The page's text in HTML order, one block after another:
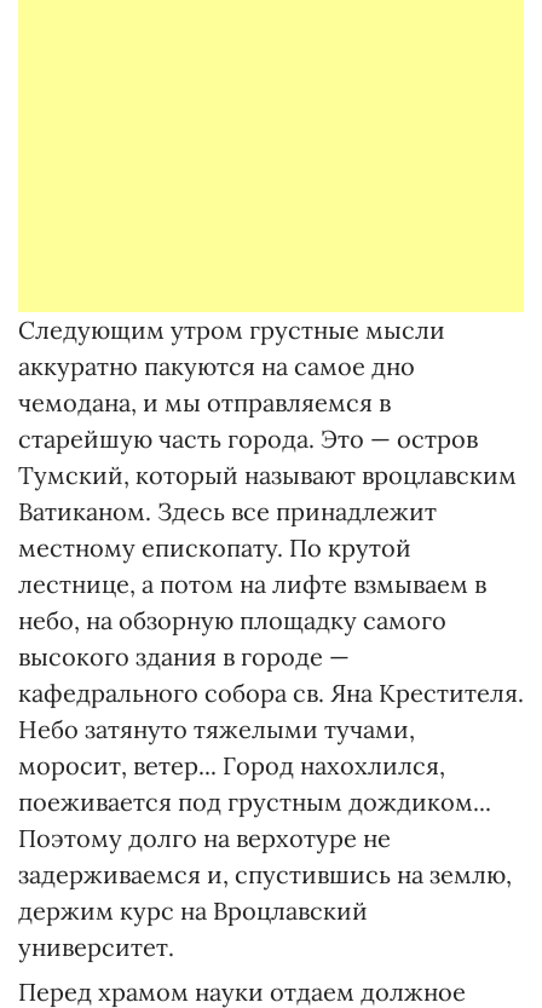
Следующим утром грустные мысли
аккуратно пакуются на самое дно
чемодана, и мы отправляемся в
старейшую часть города. Это — остров
Тумский, который называют вроцлавским
Ватиканом. Здесь все принадлежит
местному епископату. По крутой
лестнице, а потом на лифте взмываем в
небо, на обзорную площадку самого
высокого здания в городе —
кафедрального собора св. Яна Крестителя.
Небо затянуто тяжелыми тучами,
моросит, ветер... Город нахохлился,
поеживается под грустным дождиком...
Поэтому долго на верхотуре не
задерживаемся и, спустившись на землю,
держим курс на Вроцлавский
университет.
Перед храмом науки отдаем должное